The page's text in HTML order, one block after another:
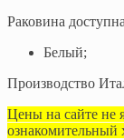
Раковина
Белый;
Производство
Цены на сайте не
ознакомительный